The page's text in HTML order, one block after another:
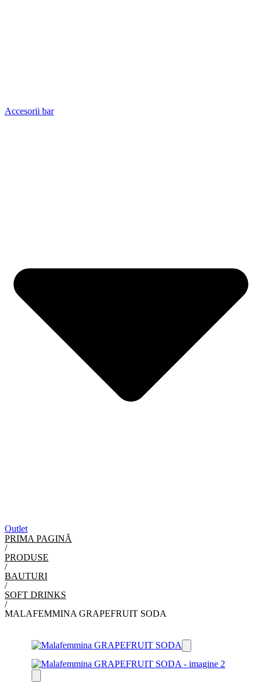
Accesorii bar
Outlet
PRIMA PAGINĂ
/
PRODUSE
/
BAUTURI
/
SOFT DRINKS
/
MALAFEMMINA GRAPEFRUIT SODA